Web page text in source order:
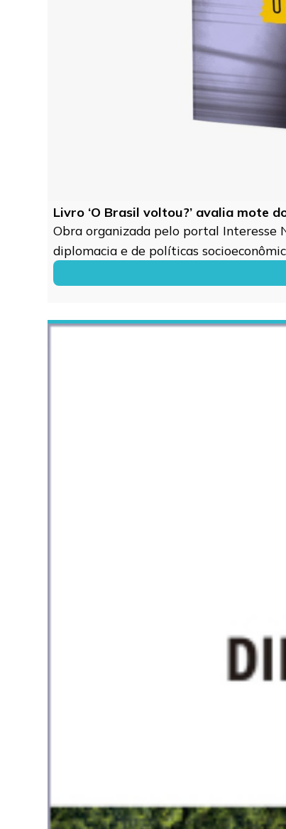
Livro ‘O Brasil voltou?’ avalia mote
Obra organizada pelo portal Interesse
diplomacia e de políticas